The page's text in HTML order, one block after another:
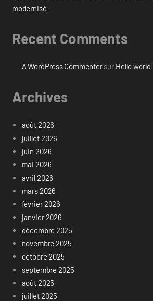
modernisé
Recent Comments
A WordPress Commentersur Hello world!
Archives
août 2026
juillet 2026
juin 2026
mai 2026
avril 2026
mars 2026
février 2026
janvier 2026
décembre 2025
novembre 2025
octobre 2025
septembre 2025
août 2025
juillet 2025